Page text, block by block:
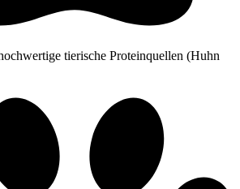
tierische Proteinquellen (Huhn